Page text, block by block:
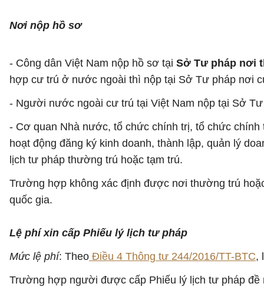
Nơi nộp hồ sơ
- Công dân Việt Nam nộp hồ sơ tại Sở Tư pháp nơi
hợp cư trú ở nước ngoài thì nộp tại Sở Tư pháp nơi
- Người nước ngoài cư trú tại Việt Nam nộp tại Sở
- Cơ quan Nhà nước, tổ chức chính trị, tổ chức
hoạt động đăng ký kinh doanh, thành lập, quản lý
lịch tư pháp thường trú hoặc tạm trú.
Trường hợp không xác định được nơi thường trú
quốc gia.
Lệ phí xin cấp Phiếu lý lịch tư pháp
Mức lệ phí: Theo Điều 4 Thông tư 244/2016/TT-BTC,
Trường hợp người được cấp Phiếu lý lịch tư pháp